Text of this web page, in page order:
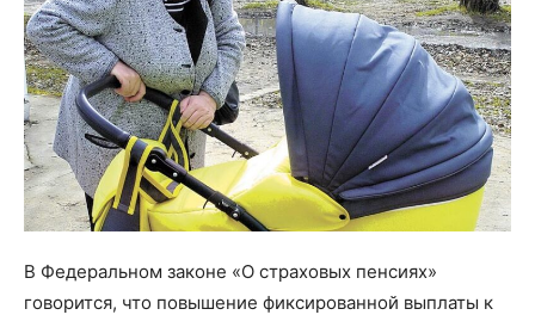
В Федеральном законе «О страховых пенсиях»
говорится, что повышение фиксированной выплаты к